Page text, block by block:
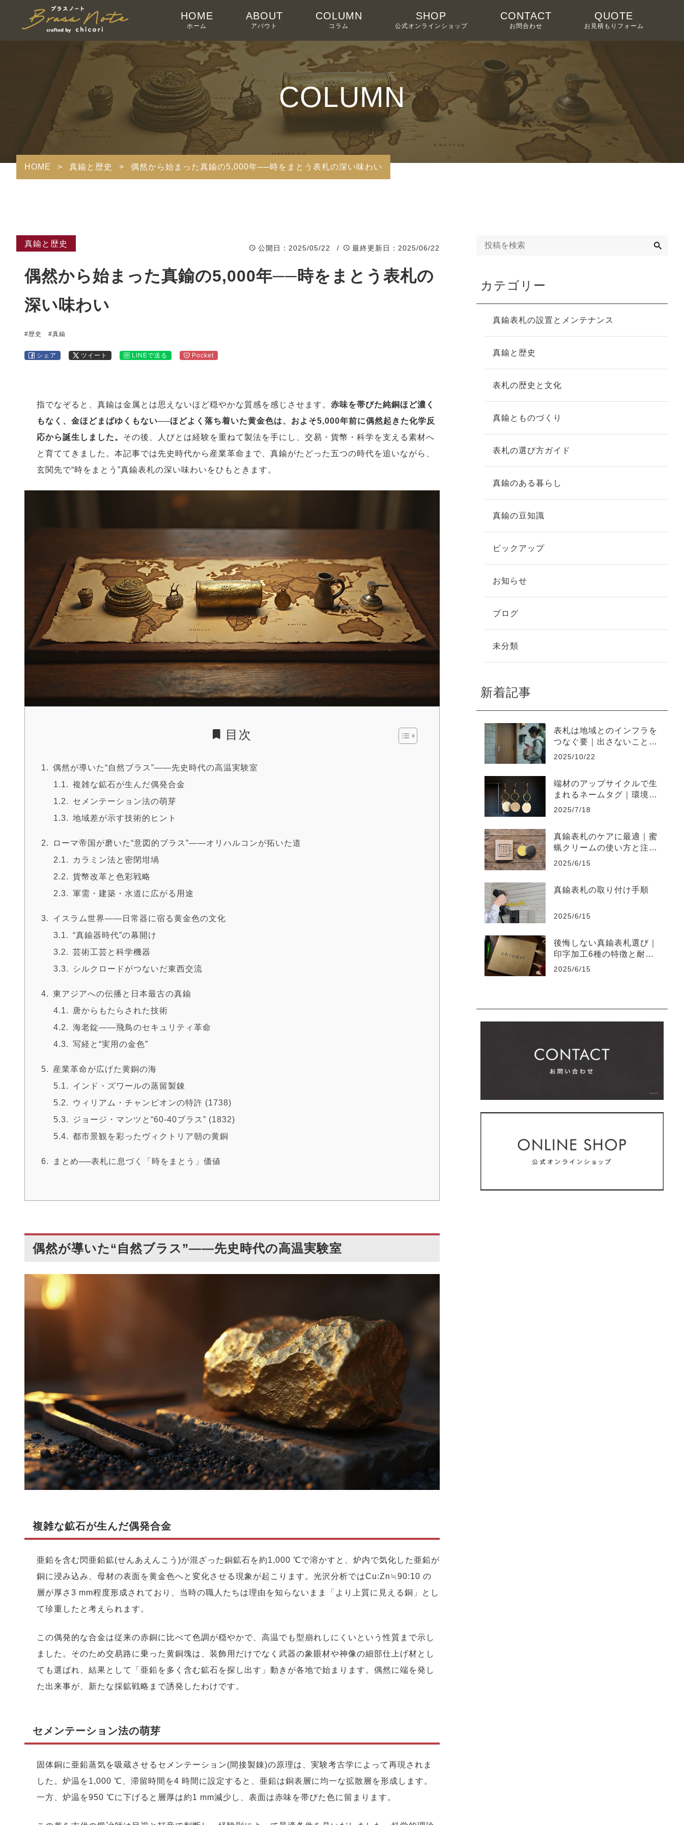
HOME
ホーム
ABOUT
アバウト
COLUMN
コラム
SHOP
公式オンラインショップ
CONTACT
お問合わせ
QUOTE
お見積もりフォーム
COLUMN
HOME > 真鍮と歴史 > 偶然から始まった真鍮の5,000年──時をまとう表札の深い味わい
真鍮と歴史
公開日 ：2025/05/22 / 最終更新日 ：2025/06/22
偶然から始まった真鍮の5,000年──時をまとう表札の
深い味わい
#歴史 #真鍮
シェア ツイート LINEで送る Pocket
指でなぞると、真鍮は金属とは思えないほど穏やかな質感を感じさせます。 赤味を帯びた純銅ほど濃く
もなく、金ほどまばゆくもない──ほどよく落ち着いた黄金色は、およそ5,000年前に偶然起きた化学反
応から誕生しました。 その後、人びとは経験を重ねて製法を手にし、交易・貨幣・科学を支える素材へ
と育ててきました。本記事では先史時代から産業革命まで、真鍮がたどった五つの時代を追いながら、
玄関先で“時をまとう”真鍮表札の深い味わいをひもときます。
目次
偶然が導いた“自然ブラス”――先史時代の高温実験室
複雑な鉱石が生んだ偶発合金
セメンテーション法の萌芽
地域差が示す技術的ヒント
ローマ帝国が磨いた“意図的ブラス”――オリハルコンが拓いた道
カラミン法と密閉坩堝
貨幣改革と色彩戦略
軍需・建築・水道に広がる用途
イスラム世界――日常器に宿る黄金色の文化
“真鍮器時代”の幕開け
芸術工芸と科学機器
シルクロードがつないだ東西交流
東アジアへの伝播と日本最古の真鍮
唐からもたらされた技術
海老錠――飛鳥のセキュリティ革命
写経と“実用の金色”
産業革命が広げた黄銅の海
インド・ズワールの蒸留製錬
ウィリアム・チャンピオンの特許 (1738)
ジョージ・マンツと“60-40ブラス” (1832)
都市景観を彩ったヴィクトリア朝の黄銅
まとめ──表札に息づく「時をまとう」価値
偶然が導いた“自然ブラス”――先史時代の高温実験室
複雑な鉱石が生んだ偶発合金
亜鉛を含む閃亜鉛鉱(せんあえんこう)が混ざった銅鉱石を約1,000 ℃で溶かすと、炉内で気化した亜鉛が
銅に浸み込み、母材の表面を黄金色へと変化させる現象が起こります。光沢分析ではCu:Zn≒90:10 の
層が厚さ3 mm程度形成されており、当時の職人たちは理由を知らないまま「より上質に見える銅」とし
て珍重したと考えられます。
この偶発的な合金は従来の赤銅に比べて色調が穏やかで、高温でも型崩れしにくいという性質まで示し
ました。そのため交易路に乗った黄銅塊は、装飾用だけでなく武器の象眼材や神像の細部仕上げ材とし
ても選ばれ、結果として「亜鉛を多く含む鉱石を探し出す」動きが各地で始まります。偶然に端を発し
た出来事が、新たな採鉱戦略まで誘発したわけです。
セメンテーション法の萌芽
固体銅に亜鉛蒸気を吸蔵させるセメンテーション(間接製錬)の原理は、実験考古学によって再現されま
した。炉温を1,000 ℃、滞留時間を4 時間に設定すると、亜鉛は銅表層に均一な拡散層を形成します。
一方、炉温を950 ℃に下げると層厚は約1 mm減少し、表面は赤味を帯びた色に留まります。
カテゴリー
真鍮表札の設置とメンテナンス
真鍮と歴史
表札の歴史と文化
真鍮とものづくり
表札の選び方ガイド
真鍮のある暮らし
真鍮の豆知識
ピックアップ
お知らせ
ブログ
未分類
新着記事
表札は地域とのインフラを
つなぐ要｜出さないことで
起きやすい不便と上手な出
2025/10/22
端材のアップサイクルで生
まれるネームタグ｜環境負
荷を削減するものづくり
2025/7/18
真鍮表札のケアに最適｜蜜
蝋クリームの使い方と注意
点まとめ
2025/6/15
真鍮表札の取り付け手順
2025/6/15
後悔しない真鍮表札選び｜
印字加工6種の特徴と耐久
性の違い
2025/6/15